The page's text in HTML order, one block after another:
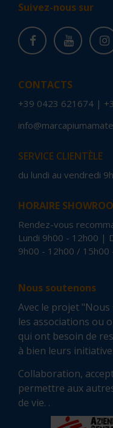
Suivez-nous sur
CONTACTS
+39 0423 621674 |
SERVICE CLIENTÈLE
du lundi au vendredi
HORAIRE
Rendez-vous
Lundi 9h00 - 12h00 |
9h00 - 12h00 / 15h00
Nous soutenons
Avec le projet
les associations ou
qui ont besoin de
à bien leurs
Collaboration,
permettre aux
de vie. .